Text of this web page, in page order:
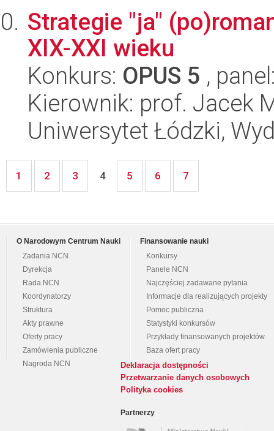
Strategie "ja"
XIX-XXI wieku
Konkurs: OPUS 5 ,
Kierownik: prof. Jacek
Uniwersytet Łódzki,
1 2 3 4 5 6 7
O Narodowym Centrum Nauki
Zadania NCN
Dyrekcja
Rada NCN
Koordynatorzy
Struktura
Akty prawne
Oferty pracy
Zamówienia publiczne
Nagroda NCN
Finansowanie nauki
Konkursy
Panele NCN
Najczęściej zadawane pytania
Informacje dla realizujących projekty
Pomoc publiczna
Statystyki konkursów
Przykłady finansowanych projektów
Baza ofert pracy
Deklaracja dostępności
Przetwarzanie danych osobowych
Polityka cookies
Partnerzy